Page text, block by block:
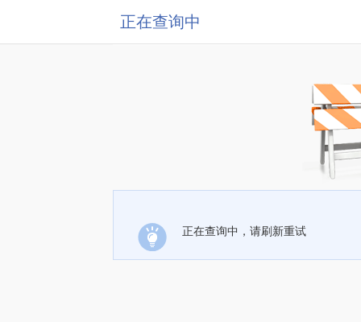
正在查询中
正在查询中，请刷新重试